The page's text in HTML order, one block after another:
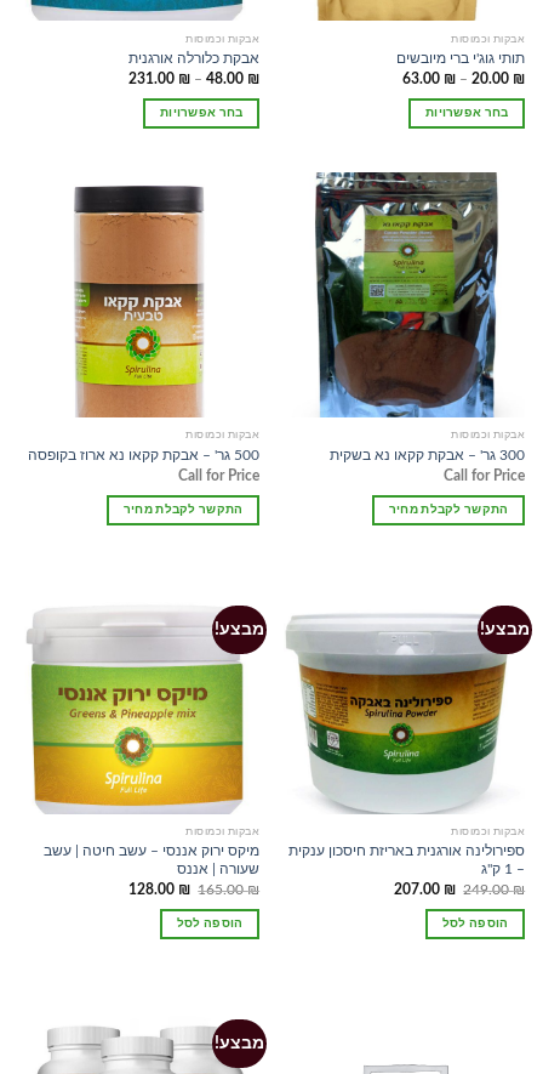
אבקות וכמוסות
תותי גוג'י ברי מיובשים
20.00 ₪
–
63.00 ₪
טווח
בחר אפשרויות
מספר
סוגים.
לבחור
האפשרויות
בעמוד
המוצר
אבקות וכמוסות
אבקת כלורלה אורגנית
48.00 ₪
–
231.00 ₪
טווח
בחר אפשרויות
האפשרויות
אבקות וכמוסות
300 גר' – אבקת קקאו נא בשקית
Call for Price
התקשר לקבלת מחיר
אבקות וכמוסות
500 גר' – אבקת קקאו נא ארוז בקופסה
Call for Price
התקשר לקבלת מחיר
מבצע!
אבקות וכמוסות
ספירולינה אורגנית באריזת חיסכון ענקית
– 1 ק"ג
249.00₪
המחיר
היה:
249.00 ₪.
207.00 ₪
המחיר
הוספה לסל
מבצע!
אבקות וכמוסות
מיקס ירוק אננסי – עשב חיטה | עשב
שעורה | אננס
165.00₪
המחיר
היה:
165.00 ₪.
128.00 ₪
הוספה לסל
מבצע!